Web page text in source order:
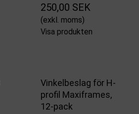
250,00 SEK
(exkl. moms)
Visa produkten
Vinkelbeslag för H-
profil Maxiframes,
12-pack